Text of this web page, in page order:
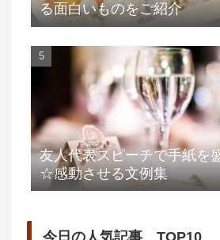
る面白いものをご紹介
友人代表スピーチで手紙を
☆感動させる文例集